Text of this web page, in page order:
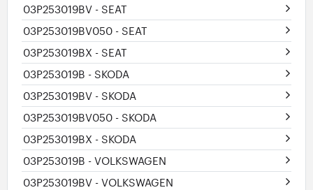
03P253019BV - SEAT
03P253019BV050 - SEAT
03P253019BX - SEAT
03P253019B - SKODA
03P253019BV - SKODA
03P253019BV050 - SKODA
03P253019BX - SKODA
03P253019B - VOLKSWAGEN
03P253019BV - VOLKSWAGEN